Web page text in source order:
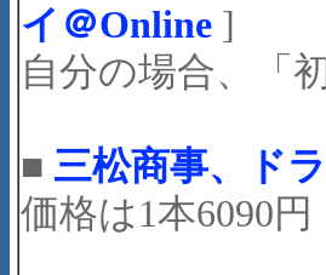
イ＠Online ]
自分の場合、「
■ 三松商事、ド
価格は1本6090